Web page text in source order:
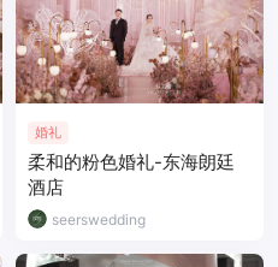
婚礼
柔和的粉色婚礼-东海朗廷
酒店
seerswedding